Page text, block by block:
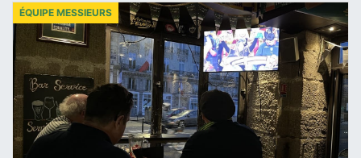
ÉQUIPE MESSIEURS